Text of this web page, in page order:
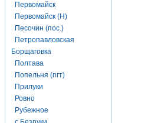
Первомайск
Первомайск (Н)
Песочин (пос.)
Петропавловская
Борщаговка
Полтава
Попельня (пгт)
Прилуки
Ровно
Рубежное